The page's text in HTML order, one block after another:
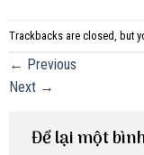
Trackbacks are closed, but
← Previous
Next →
Để lại một